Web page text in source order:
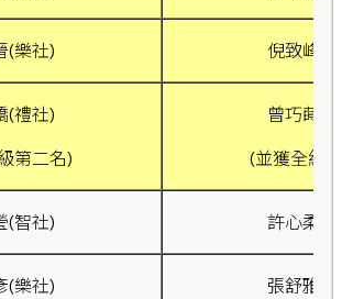
(樂社) 倪致峰(信
禮社)
第二名)
曾巧蒔(樂
(並獲全級第
(智社) 許心柔(樂
(樂社) 張舒雅(樂